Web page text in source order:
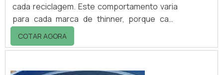
cada reciclagem. Este comportamento varia
para cada marca de thinner, porque cada
marca possui uma composição diferente. O
desequilíbrio da fórmula do thinner ocorre
evaporação natural que não ocorre de
COTAR AGORA